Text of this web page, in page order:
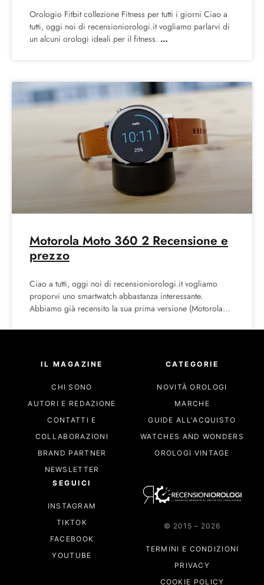
Orologio Fitbit collezione Fitness per tutti i giorni Ciao a
tutti, oggi noi di recensioniorologi.it vogliamo parlarvi di
un alcuni orologi ideali per il fitness.
Motorola Moto 360 2 Recensione e
prezzo
Ciao a tutti, oggi noi di recensioniorologi.it vogliamo
proporvi uno smartwatch abbastanza interessante.
Abbiamo già recensito la sua prima versione (Motorola
IL MAGAZINE
CHI SONO
AUTORI E REDAZIONE
CONTATTI E
COLLABORAZIONI
BRAND PARTNER
NEWSLETTER
CATEGORIE
NOVITÀ OROLOGI
MARCHE
GUIDE ALL'ACQUISTO
WATCHES AND WONDERS
OROLOGI VINTAGE
SEGUICI
INSTAGRAM
TIKTOK
FACEBOOK
YOUTUBE
© 2015 – 2026
TERMINI E CONDIZIONI
PRIVACY
COOKIE POLICY